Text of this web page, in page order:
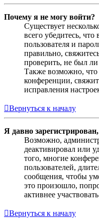
Почему я не могу войти?
Существует
всего убедитесь,
пользователя и
правильно,
проверить, не был
Также возможно,
конференции,
исправления
Вернуться к началу
Я давно
Возможно,
деактивировал или
того, многие
пользователей,
сообщения, чтобы
это произошло,
активнее
Вернуться к началу